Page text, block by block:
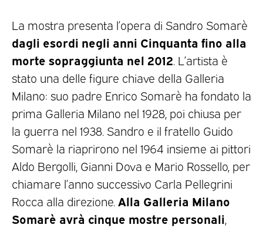
La mostra presenta l’opera di Sandro Somarè
dagli esordi negli anni Cinquanta fino alla
morte sopraggiunta nel 2012. L’artista è
stato una delle figure chiave della Galleria
Milano: suo padre Enrico Somarè ha fondato la
prima Galleria Milano nel 1928, poi chiusa per
la guerra nel 1938. Sandro e il fratello Guido
Somarè la riaprirono nel 1964 insieme ai pittori
Aldo Bergolli, Gianni Dova e Mario Rossello, per
chiamare l’anno successivo Carla Pellegrini
Rocca alla direzione. Alla Galleria Milano
Somarè avrà cinque mostre personali,